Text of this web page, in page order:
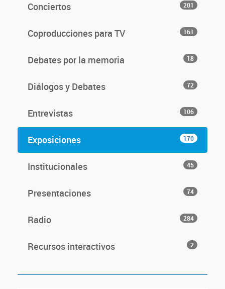
Conciertos 201
Coproducciones para TV 161
Debates por la memoria 18
Diálogos y Debates 72
Entrevistas 106
Exposiciones 170
Institucionales 45
Presentaciones 74
Radio 284
Recursos interactivos 2